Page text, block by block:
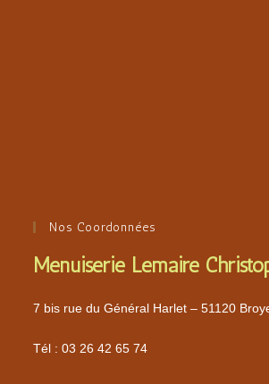
Nos Coordonnées
Menuiserie Lemaire
7 bis rue du Général Harlet – 51120
Tél :03 26 42 65 74